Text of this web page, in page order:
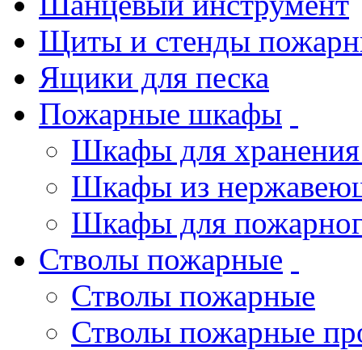
Щиты и стенды
Ящики для песка
Пожарные шкафы
Шкафы для хранения
Шкафы из
Шкафы для
Стволы пожарные
Стволы пожарные
Стволы пожарные